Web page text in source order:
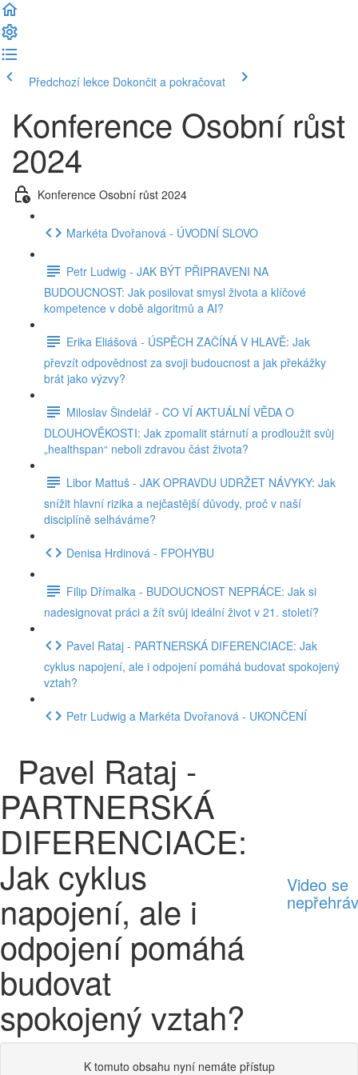
Předchozí lekce Dokončit a pokračovat
Konference Osobní růst
2024
Konference Osobní růst 2024
Markéta Dvořanová - ÚVODNÍ SLOVO
Petr Ludwig - JAK BÝT PŘIPRAVENI NA
BUDOUCNOST: Jak posilovat smysl života a klíčové
kompetence v době algoritmů a AI?
Erika Eliášová - ÚSPĚCH ZAČÍNÁ V HLAVĚ: Jak
převzít odpovědnost za svoji budoucnost a jak překážky
brát jako výzvy?
Miloslav Šindelář - CO VÍ AKTUÁLNÍ VĚDA O
DLOUHOVĚKOSTI: Jak zpomalit stárnutí a prodloužit svůj
„healthspan“ neboli zdravou část života?
Libor Mattuš - JAK OPRAVDU UDRŽET NÁVYKY: Jak
snížit hlavní rizika a nejčastější důvody, proč v naší
disciplíně selháváme?
Denisa Hrdinová - FPOHYBU
Filip Dřímalka - BUDOUCNOST NEPRÁCE: Jak si
nadesignovat práci a žít svůj ideální život v 21. století?
Pavel Rataj - PARTNERSKÁ DIFERENCIACE: Jak
cyklus napojení, ale i odpojení pomáhá budovat spokojený
vztah?
Petr Ludwig a Markéta Dvořanová - UKONČENÍ
Pavel Rataj -
PARTNERSKÁ
DIFERENCIACE:
Jak cyklus
napojení, ale i
odpojení pomáhá
budovat
spokojený vztah?
Video se
K tomuto obsahu nyní nemáte přístup